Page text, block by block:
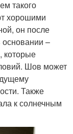
такого
хорошими
он после
основании –
которые
Шов может
Также
к солнечным